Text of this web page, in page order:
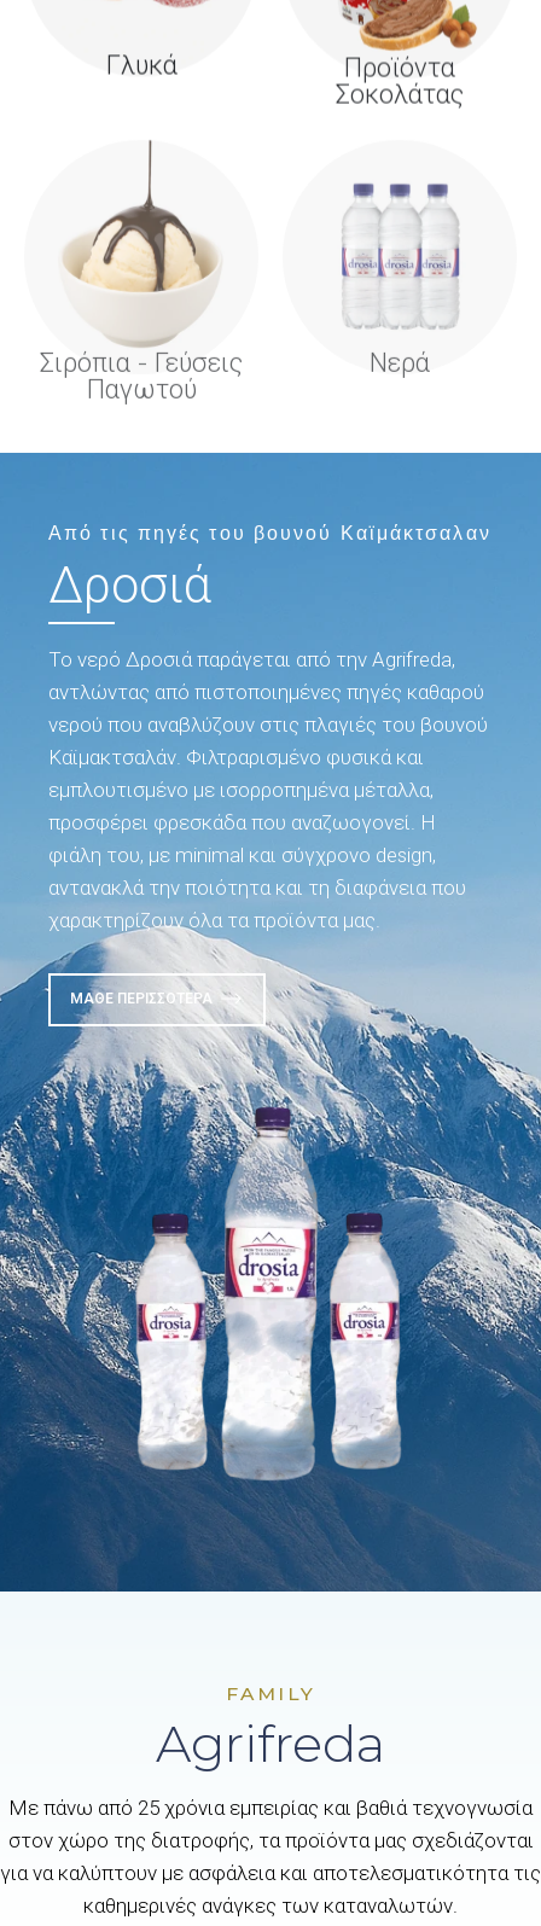
Γλυκά
Προϊόντα
Σοκολάτας
Σιρόπια - Γεύσεις
Παγωτού
Νερά
Από τις πηγές του βουνού Καϊμάκτσαλαν
Δροσιά
Το νερό Δροσιά παράγεται από την Agrifreda,
αντλώντας από πιστοποιημένες πηγές καθαρού
νερού που αναβλύζουν στις πλαγιές του βουνού
Καϊμακτσαλάν. Φιλτραρισμένο φυσικά και
εμπλουτισμένο με ισορροπημένα μέταλλα,
προσφέρει φρεσκάδα που αναζωογονεί. Η
φιάλη του, με minimal και σύγχρονο design,
αντανακλά την ποιότητα και τη διαφάνεια που
χαρακτηρίζουν όλα τα προϊόντα μας.
ΜΆΘΕ ΠΕΡΙΣΣΌΤΕΡΑ
FAMILY
Agrifreda
Με πάνω από 25 χρόνια εμπειρίας και βαθιά τεχνογνωσία
στον χώρο της διατροφής, τα προϊόντα μας σχεδιάζονται
για να καλύπτουν με ασφάλεια και αποτελεσματικότητα τις
καθημερινές ανάγκες των καταναλωτών.